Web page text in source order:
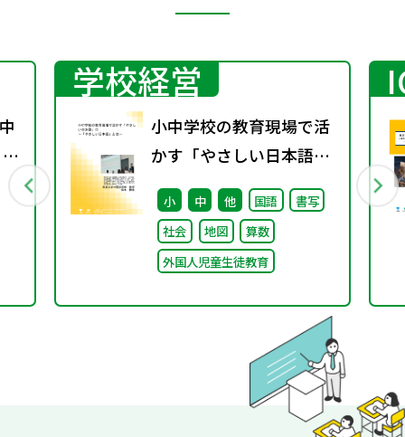
学校経営
小中学校の教育現場で活
かす「やさしい日本語」
① ～「やさしい日本語」
とは～
小 中 他 国語
書写
社会
地図
算数
外国人児童生徒教育